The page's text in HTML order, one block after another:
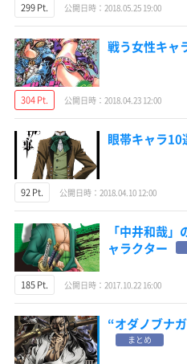
299 Pt. 公開日時：2018.05.25 19:00
戦う女性キャ
304 Pt. 公開日時：2018.04.23 12:00
眼帯キャラ10
92 Pt. 公開日時：2018.04.10 12:00
「中井和哉
ャラクター
185 Pt. 公開日時：2017.10.22 16:00
“オダノブナ
まとめ